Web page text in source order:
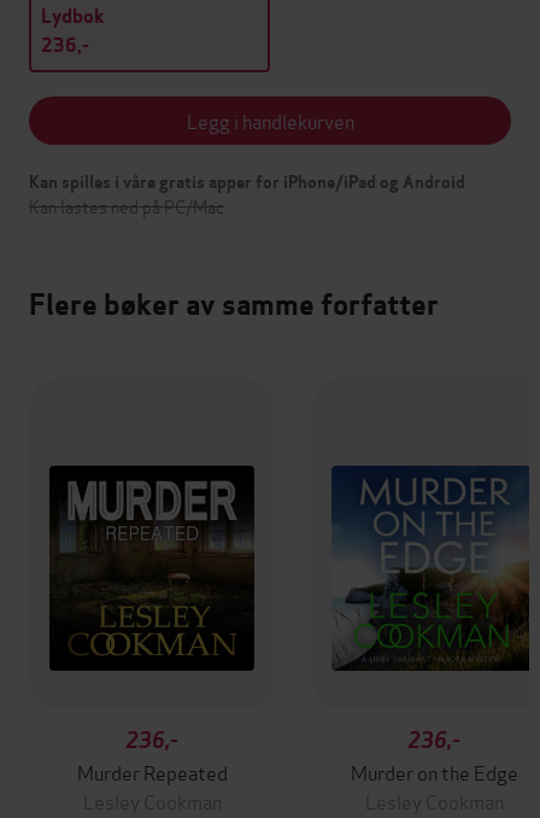
Lydbok
236,-
Legg i handlekurven
Kan spilles i våre gratis apper for iPhone/iPad og Android
Kan lastes ned på PC/Mac
Flere bøker av samme forfatter
236,-
Murder Repeated
Lesley Cookman
236,-
Murder on the Edge
Lesley Cookman